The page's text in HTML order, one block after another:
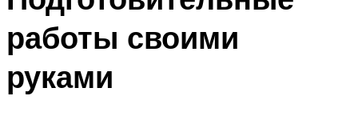
работы своими
руками